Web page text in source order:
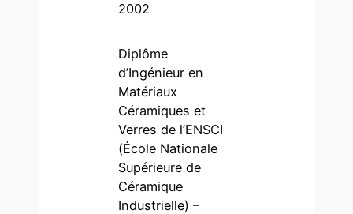
2002
Diplôme
d’Ingénieur en
Matériaux
Céramiques et
Verres de l’ENSCI
(École Nationale
Supérieure de
Céramique
Industrielle) –